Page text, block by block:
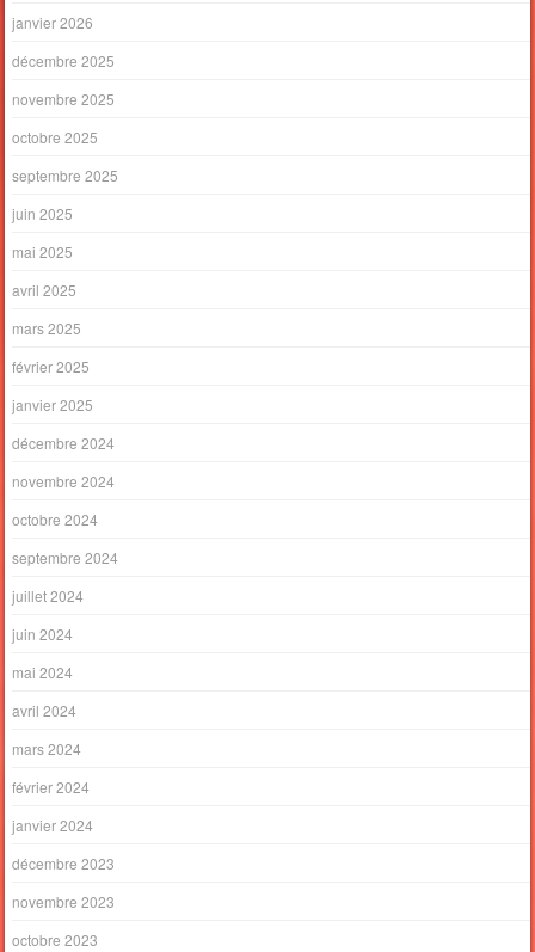
janvier 2026
décembre 2025
novembre 2025
octobre 2025
septembre 2025
juin 2025
mai 2025
avril 2025
mars 2025
février 2025
janvier 2025
décembre 2024
novembre 2024
octobre 2024
septembre 2024
juillet 2024
juin 2024
mai 2024
avril 2024
mars 2024
février 2024
janvier 2024
décembre 2023
novembre 2023
octobre 2023